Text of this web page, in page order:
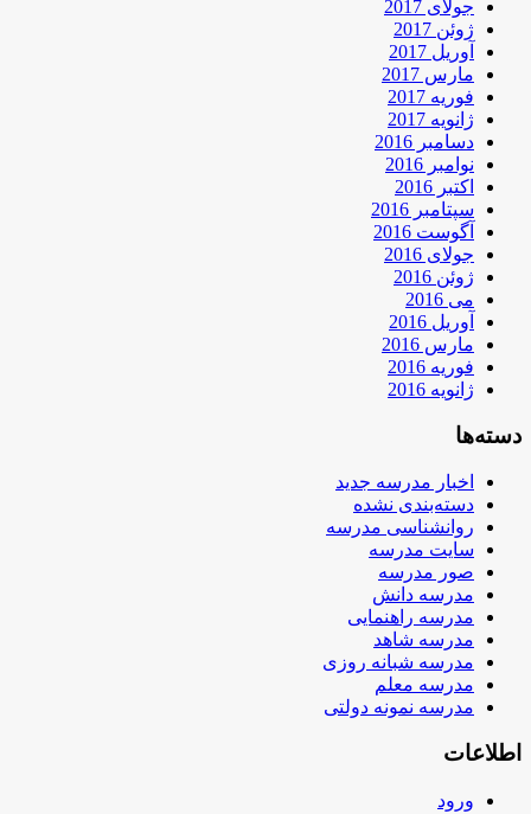
جولای 2017
ژوئن 2017
آوریل 2017
مارس 2017
فوریه 2017
ژانویه 2017
دسامبر 2016
نوامبر 2016
اکتبر 2016
سپتامبر 2016
آگوست 2016
جولای 2016
ژوئن 2016
می 2016
آوریل 2016
مارس 2016
فوریه 2016
ژانویه 2016
دسته‌ها
اخبار مدرسه جدید
دسته‌بندی نشده
روانشناسی مدرسه
سایت مدرسه
صور مدرسه
مدرسه دانش
مدرسه راهنمایی
مدرسه شاهد
مدرسه شبانه روزی
مدرسه معلم
مدرسه نمونه دولتی
اطلاعات
ورود